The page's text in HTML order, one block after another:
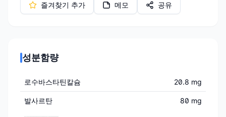
즐겨찾기 추가 메모 공유
성분함량
로수바스타틴칼슘 20.8 mg
발사르탄 80 mg